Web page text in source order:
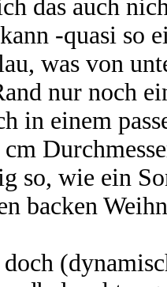
das auch
-quasi so
was von
nur noch
in einem
so, wie ein
backen
doch